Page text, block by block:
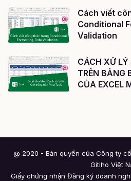
Cách viết
Conditional
Validation
CÁCH XỬ LÝ
TRÊN BẢNG
CỦA EXCEL
@ 2020 - Bản quyền của Công ty
Gitiho Việt
Giấy chứng nhận Đăng ký doanh